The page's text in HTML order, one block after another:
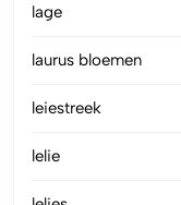
lage
laurus bloemen
leiestreek
lelie